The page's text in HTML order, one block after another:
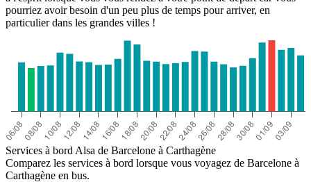
pourriez avoir besoin d'un peu plus de temps pour arriver, en
particulier dans les grandes villes !
Services à bord Alsa de Barcelone à Carthagène
Comparez les services à bord lorsque vous voyagez de Barcelone à
Carthagène en bus.